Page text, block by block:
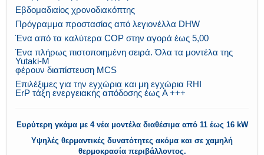
Εβδομαδιαίος χρονοδιακόπτης
Πρόγραμμα προστασίας από λεγιονέλλα DHW
Ένα από τα καλύτερα COP στην αγορά έως 5,00
Ένα πλήρως πιστοποιημένη σειρά. Όλα τα μοντέλα της
Yutaki-M
φέρουν διαπίστευση MCS
Επιλέξιμες για την εγχώρια και μη εγχώρια RHI
ErP τάξη ενεργειακής απόδοσης έως A +++
Ευρύτερη γκάμα με 4 νέα μοντέλα διαθέσιμα από 11 έως 16 kW
Υψηλές θερμαντικές δυνατότητες ακόμα και σε χαμηλή
θερμοκρασία περιβάλλοντος.